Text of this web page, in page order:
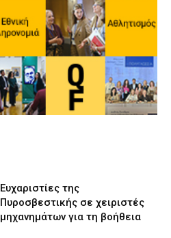
Ευχαριστίες της
Πυροσβεστικής σε χειριστές
μηχανημάτων για τη βοήθεια